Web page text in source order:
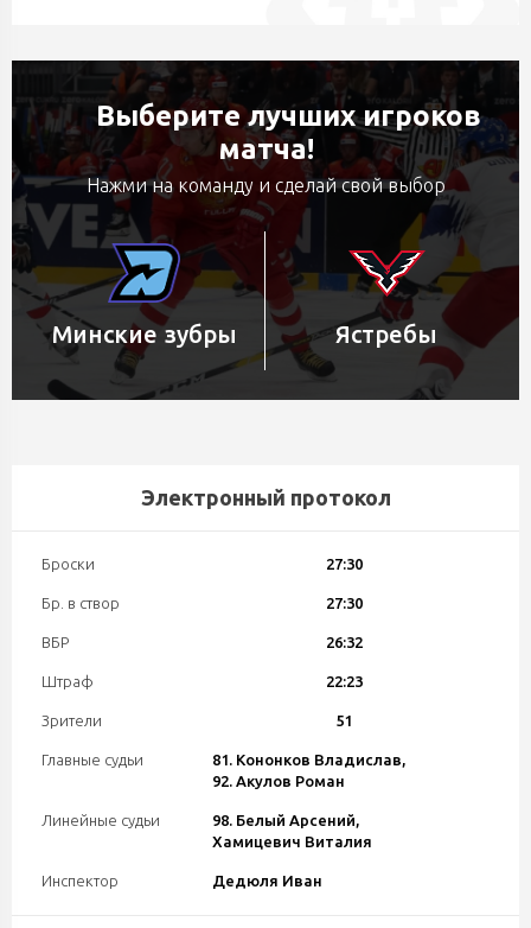
Выберите лучших игроков
матча!
Нажми на команду и сделай свой выбор
Минские зубры Ястребы
Электронный протокол
Броски 27:30
Бр. в створ 27:30
ВБР 26:32
Штраф 22:23
Зрители 51
Главные судьи
81. Кононков Владислав,
92. Акулов Роман
Линейные судьи
98. Белый Арсений,
Хамицевич Виталия
Инспектор Дедюля Иван